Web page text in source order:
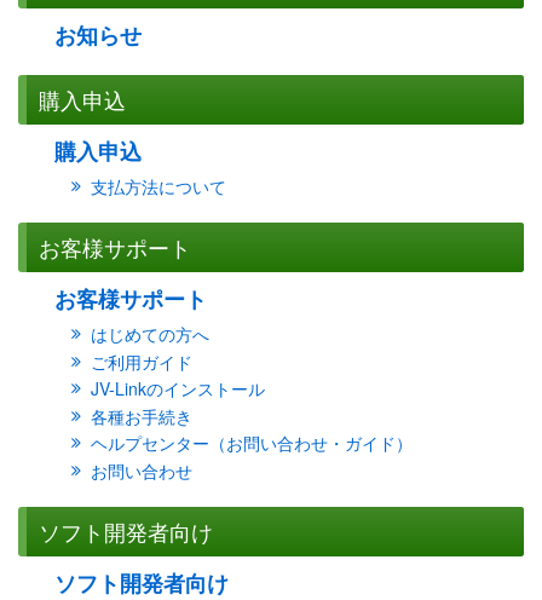
お知らせ
購入申込
購入申込
支払方法について
お客様サポート
お客様サポート
はじめての方へ
ご利用ガイド
JV-Linkのインストール
各種お手続き
ヘルプセンター（お問い合わせ・ガイド）
お問い合わせ
ソフト開発者向け
ソフト開発者向け